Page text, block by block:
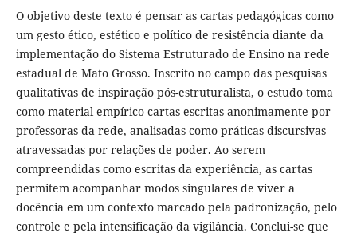
O objetivo deste texto é pensar as cartas pedagógicas como
um gesto ético, estético e político de resistência diante da
implementação do Sistema Estruturado de Ensino na rede
estadual de Mato Grosso. Inscrito no campo das pesquisas
qualitativas de inspiração pós-estruturalista, o estudo toma
como material empírico cartas escritas anonimamente por
professoras da rede, analisadas como práticas discursivas
atravessadas por relações de poder. Ao serem
compreendidas como escritas da experiência, as cartas
permitem acompanhar modos singulares de viver a
docência em um contexto marcado pela padronização, pelo
controle e pela intensificação da vigilância. Conclui-se que